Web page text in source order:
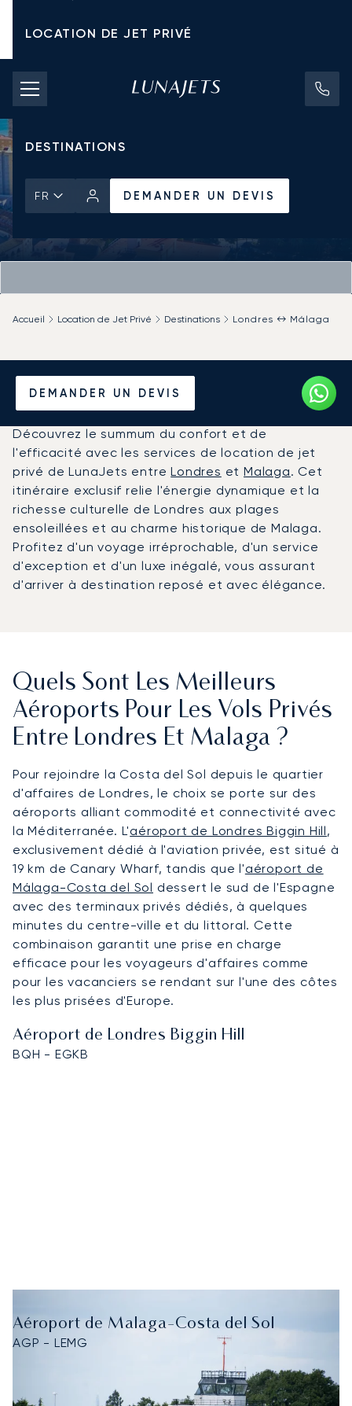
LOCATION DE JET PRIVÉ
TARIFS D'AFFRÈTEMENT
JETS PRIVÉS
DESTINATIONS
FR DEMANDER UN DEVIS
DEMANDER UN DEVIS
Accueil Location de Jet Privé Destinations Londres ↔ Málaga
Louer un Jet Privé entre
Londres et Malaga
Découvrez le summum du confort et de
l'efficacité avec les services de location de jet
privé de LunaJets entreLondres etMalaga. Cet
itinéraire exclusif relie l'énergie dynamique et la
richesse culturelle de Londres aux plages
ensoleillées et au charme historique de Malaga.
Profitez d'un voyage irréprochable, d'un service
d'exception et d'un luxe inégalé, vous assurant
d'arriver à destination reposé et avec élégance.
Quels Sont Les Meilleurs
Aéroports Pour Les Vols Privés
Entre Londres Et Malaga ?
Pour rejoindre la Costa del Sol depuis le quartier
d'affaires de Londres, le choix se porte sur des
aéroports alliant commodité et connectivité avec
la Méditerranée. L'aéroport de Londres Biggin Hill,
exclusivement dédié à l'aviation privée, est situé à
19 km de Canary Wharf, tandis que l'aéroport de
Málaga-Costa del Sol dessert le sud de l'Espagne
avec des terminaux privés dédiés, à quelques
minutes du centre-ville et du littoral. Cette
combinaison garantit une prise en charge
efficace pour les voyageurs d'affaires comme
pour les vacanciers se rendant sur l'une des côtes
les plus prisées d'Europe.
Aéroport de Londres Biggin Hill
BQH - EGKB
Aéroport de Malaga-Costa del Sol
AGP - LEMG